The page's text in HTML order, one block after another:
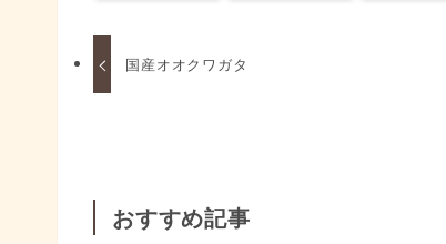
国産オオクワガタ
おすすめ記事